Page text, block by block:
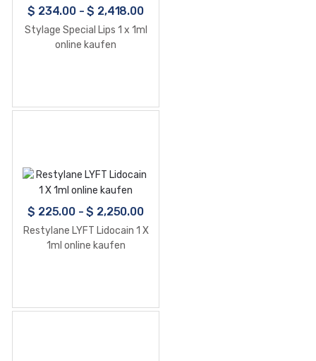
$ 234.00-$ 2,418.00
Stylage Special Lips 1 x 1ml
online kaufen
$ 225.00-$ 2,250.00
Restylane LYFT Lidocain 1 X
1ml online kaufen